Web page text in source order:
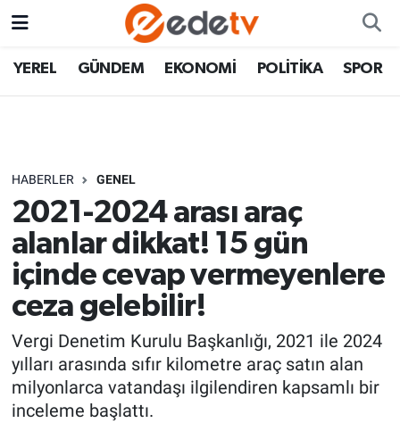
YEREL GÜNDEM EKONOMİ POLİTİKA SPOR
HABERLER GENEL
2021-2024 arası araç
alanlar dikkat! 15 gün
içinde cevap vermeyenlere
ceza gelebilir!
Vergi Denetim Kurulu Başkanlığı, 2021 ile 2024
yılları arasında sıfır kilometre araç satın alan
milyonlarca vatandaşı ilgilendiren kapsamlı bir
inceleme başlattı.